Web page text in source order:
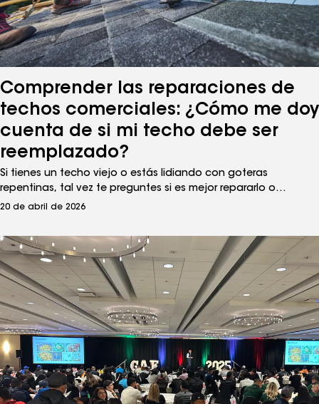
Comprender las reparaciones de
techos comerciales: ¿Cómo me doy
cuenta de si mi techo debe ser
reemplazado?
Si tienes un techo viejo o estás lidiando con goteras
repentinas, tal vez te preguntes si es mejor repararlo o
reemplazarlo. GAF has recommendations and advice to help
20 de abril de 2026